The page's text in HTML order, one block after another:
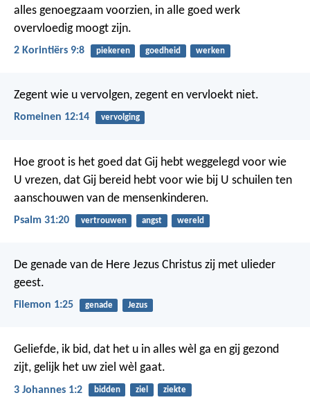
alles genoegzaam voorzien, in alle goed werk
overvloedig moogt zijn.
2 Korintiërs 9:8 piekeren goedheid werken
Zegent wie u vervolgen, zegent en vervloekt niet.
Romeinen 12:14 vervolging
Hoe groot is het goed dat Gij hebt weggelegd voor wie
U vrezen, dat Gij bereid hebt voor wie bij U schuilen ten
aanschouwen van de mensenkinderen.
Psalm 31:20 vertrouwen angst wereld
De genade van de Here Jezus Christus zij met ulieder
geest.
Filemon 1:25 genade Jezus
Geliefde, ik bid, dat het u in alles wèl ga en gij gezond
zijt, gelijk het uw ziel wèl gaat.
3 Johannes 1:2 bidden ziel ziekte